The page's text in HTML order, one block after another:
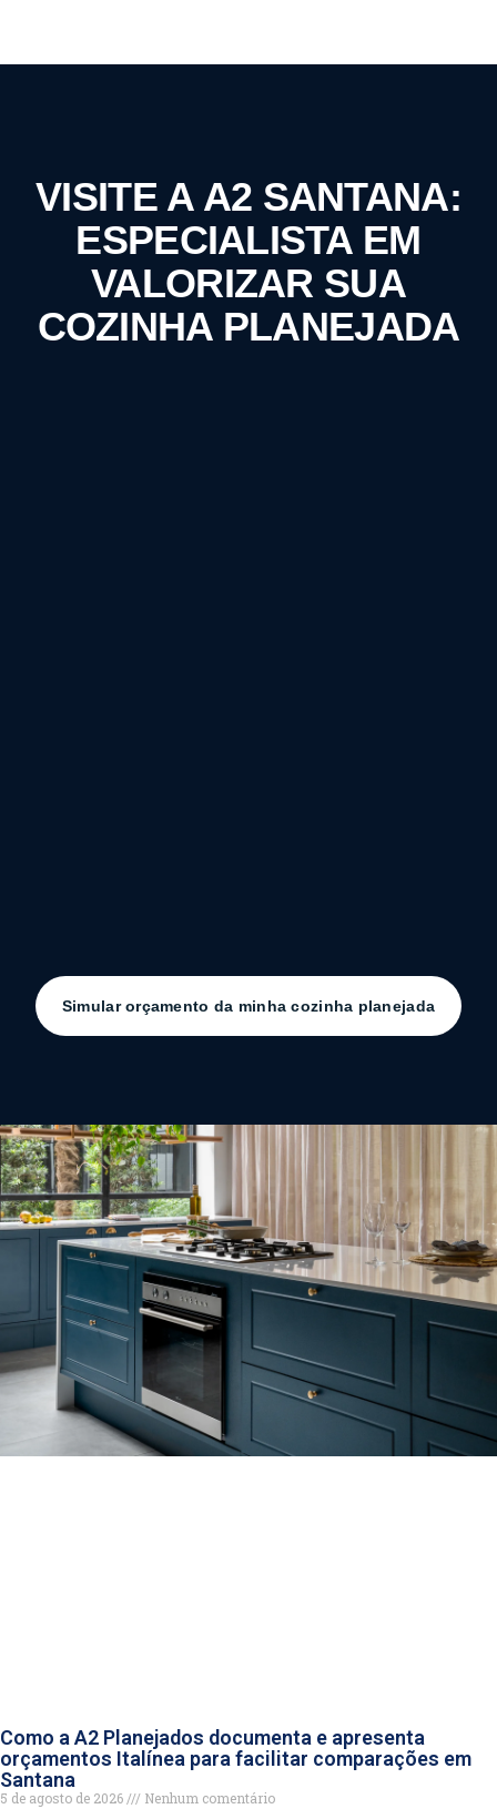
VISITE A A2 SANTANA:
ESPECIALISTA EM
VALORIZAR SUA
COZINHA PLANEJADA
Simular orçamento da minha cozinha planejada
Como a A2 Planejados documenta e apresenta
orçamentos Italínea para facilitar comparações em
Santana
5 de agosto de 2026 Nenhum comentário